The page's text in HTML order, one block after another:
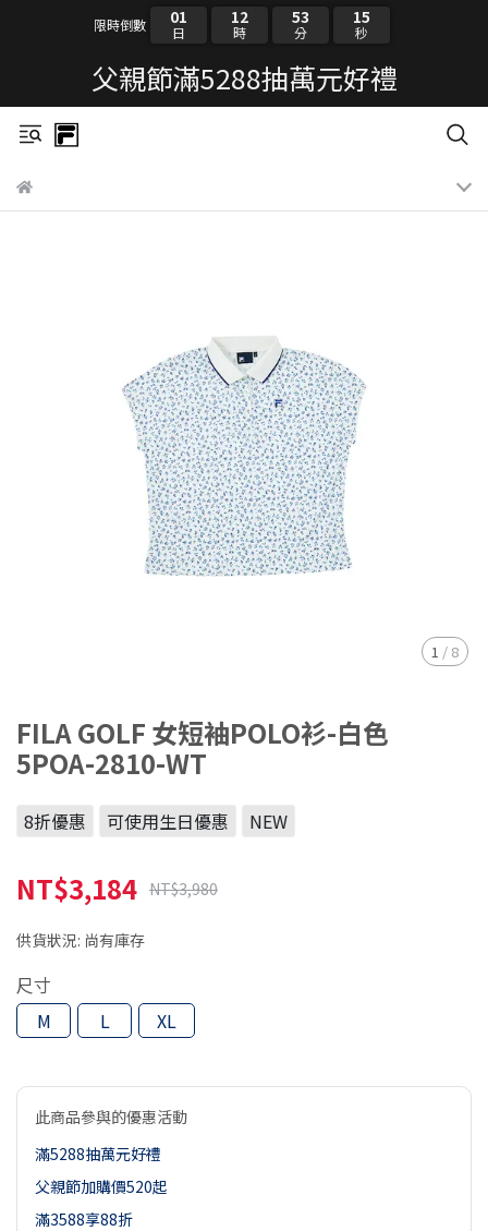
限時倒數 01
日
12
時
53
分
15
秒
父親節滿5288抽萬元好禮
1 / 8
FILA GOLF 女短袖POLO衫-白色
5POA-2810-WT
8折優惠 可使用生日優惠 NEW
NT$3,184 NT$3,980
供貨狀況: 尚有庫存
尺寸
M
L XL
此商品參與的優惠活動
滿5288抽萬元好禮
父親節加購價520起
滿3588享88折